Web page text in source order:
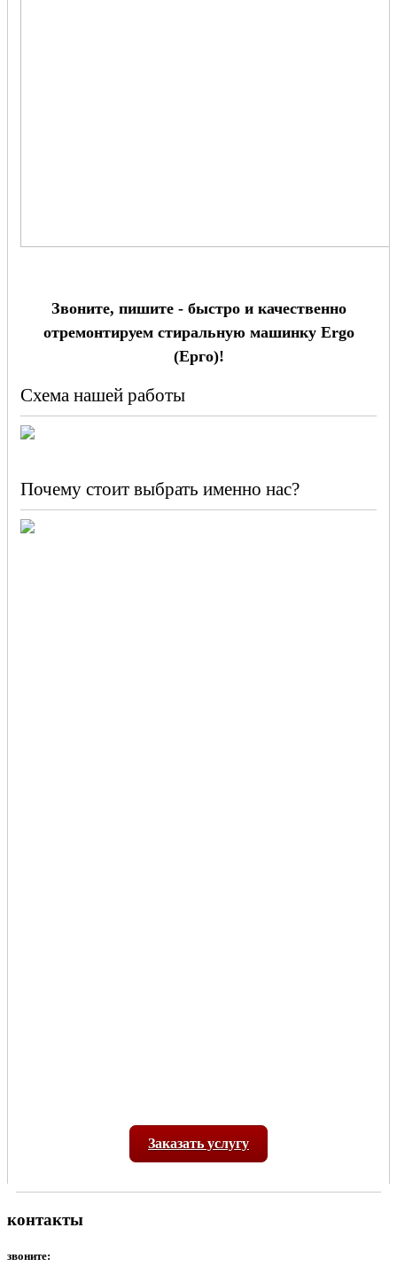
Звоните, пишите - быстро и качественно
отремонтируем стиральную машинку Ergo
(Ерго)!
Схема нашей работы
Почему стоит выбрать именно нас?
Заказать услугу
контакты
звоните: